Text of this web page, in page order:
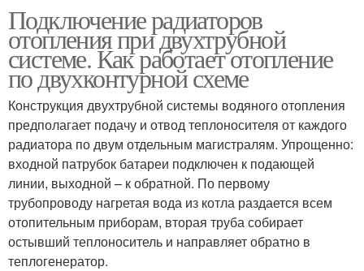
Подключение радиаторов
отопления при двухтрубной
системе. Как работает отопление
по двухконтурной схеме
Конструкция двухтрубной системы водяного отопления
предполагает подачу и отвод теплоносителя от каждого
радиатора по двум отдельным магистралям. Упрощенно:
входной патрубок батареи подключен к подающей
линии, выходной – к обратной. По первому
трубопроводу нагретая вода из котла раздается всем
отопительным приборам, вторая труба собирает
остывший теплоноситель и направляет обратно в
теплогенератор.